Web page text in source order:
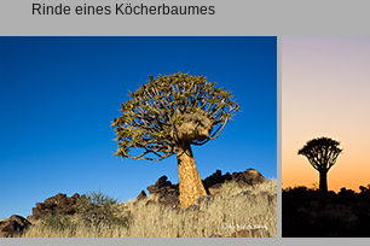
Rinde eines Köcherbaumes